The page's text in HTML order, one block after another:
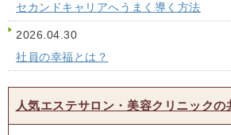
セカンドキャリアへうまく導く方法
2026.04.30
社員の幸福とは？
人気エステサロン・美容クリニックの